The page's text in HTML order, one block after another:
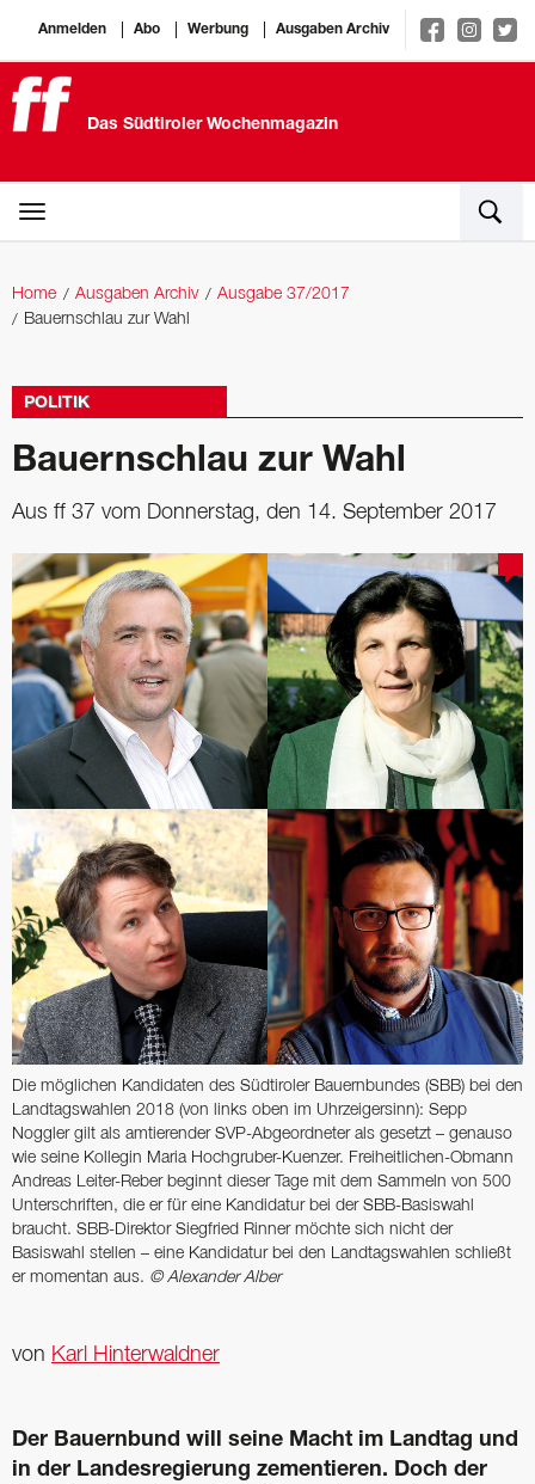
Anmelden Abo Werbung Ausgaben Archiv
Das Südtiroler Wochenmagazin
Home Ausgaben Archiv
Ausgabe 37/2017
Bauernschlau zur Wahl
POLITIK
Bauernschlau zur Wahl
Aus ff 37 vom Donnerstag, den 14. September 2017
Die möglichen Kandidaten des Südtiroler Bauernbundes (SBB) bei den
Landtagswahlen 2018 (von links oben im Uhrzeigersinn): Sepp
Noggler gilt als amtierender SVP-Abgeordneter als gesetzt – genauso
wie seine Kollegin Maria Hochgruber-Kuenzer. Freiheitlichen-Obmann
Andreas Leiter-Reber beginnt dieser Tage mit dem Sammeln von 500
Unterschriften, die er für eine Kandidatur bei der SBB-Basiswahl
braucht. SBB-Direktor Siegfried Rinner möchte sich nicht der
Basiswahl stellen – eine Kandidatur bei den Landtagswahlen schließt
er momentan aus. © Alexander Alber
von Karl Hinterwaldner
Der Bauernbund will seine Macht im Landtag und
in der Landesregierung zementieren. Doch der